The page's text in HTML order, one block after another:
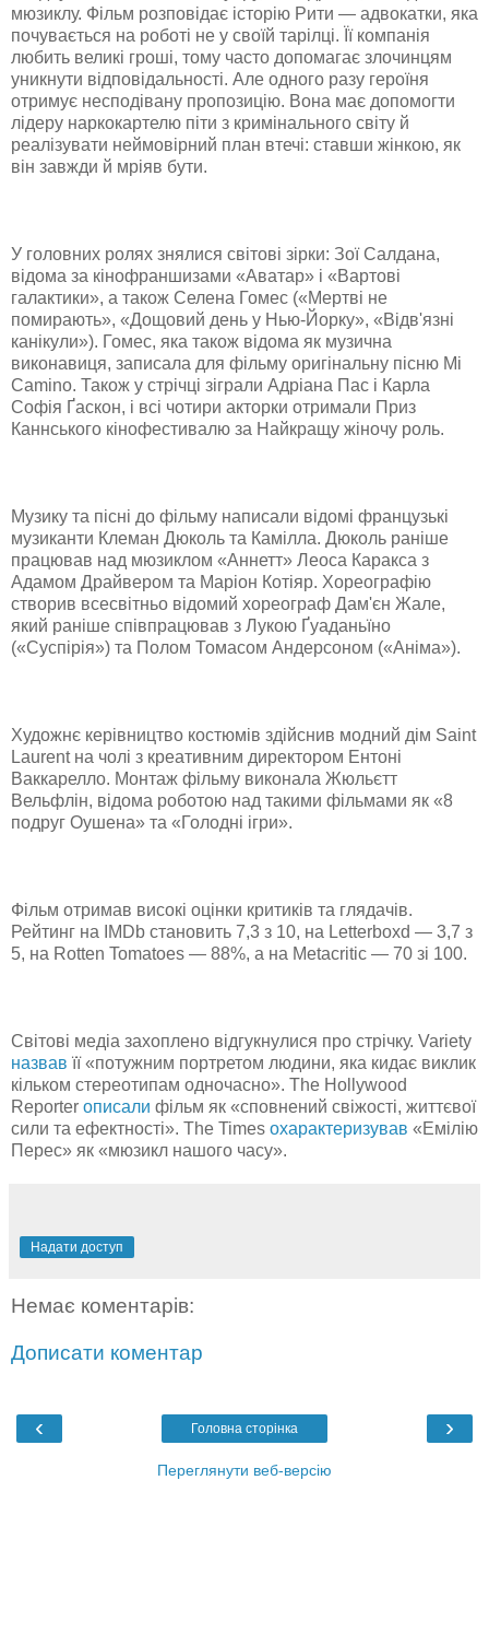
мюзиклу. Фільм розповідає історію Рити — адвокатки, яка
почувається на роботі не у своїй тарілці. Її компанія
любить великі гроші, тому часто допомагає злочинцям
уникнути відповідальності. Але одного разу героїня
отримує несподівану пропозицію. Вона має допомогти
лідеру наркокартелю піти з кримінального світу й
реалізувати неймовірний план втечі: ставши жінкою, як
він завжди й мріяв бути.
У головних ролях знялися світові зірки: Зої Салдана,
відома за кінофраншизами «Аватар» і «Вартові
галактики», а також Селена Гомес («Мертві не
помирають», «Дощовий день у Нью-Йорку», «Відв'язні
канікули»). Гомес, яка також відома як музична
виконавиця, записала для фільму оригінальну пісню Mi
Camino. Також у стрічці зіграли Адріана Пас і Карла
Софія Ґаскон, і всі чотири акторки отримали Приз
Каннського кінофестивалю за Найкращу жіночу роль.
Музику та пісні до фільму написали відомі французькі
музиканти Клеман Дюколь та Камілла. Дюколь раніше
працював над мюзиклом «Аннетт» Леоса Каракса з
Адамом Драйвером та Маріон Котіяр. Хореографію
створив всесвітньо відомий хореограф Дам'єн Жале,
який раніше співпрацював з Лукою Ґуаданьїно
(«Суспірія») та Полом Томасом Андерсоном («Аніма»).
Художнє керівництво костюмів здійснив модний дім Saint
Laurent на чолі з креативним директором Ентоні
Ваккарелло. Монтаж фільму виконала Жюльєтт
Вельфлін, відома роботою над такими фільмами як «8
подруг Оушена» та «Голодні ігри».
Фільм отримав високі оцінки критиків та глядачів.
Рейтинг на IMDb становить 7,3 з 10, на Letterboxd — 3,7 з
5, на Rotten Tomatoes — 88%, а на Metacritic — 70 зі 100.
Світові медіа захоплено відгукнулися про стрічку. Variety
назвав її «потужним портретом людини, яка кидає виклик
кільком стереотипам одночасно». The Hollywood
Reporter описали фільм як «сповнений свіжості, життєвої
сили та ефектності». The Times охарактеризував «Емілію
Перес» як «мюзикл нашого часу».
Надати доступ
Немає коментарів:
Дописати коментар
‹ ›
Головна сторінка
Переглянути веб-версію